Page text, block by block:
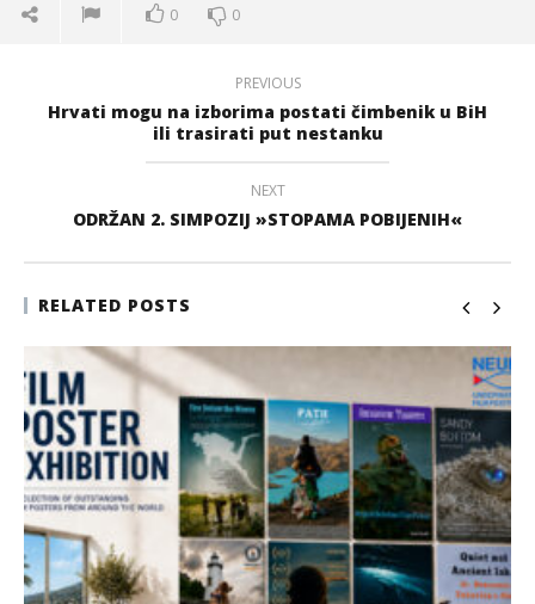
0 0
PREVIOUS
Hrvati mogu na izborima postati čimbenik u BiH
ili trasirati put nestanku
NEXT
ODRŽAN 2. SIMPOZIJ »STOPAMA POBIJENIH«
RELATED POSTS